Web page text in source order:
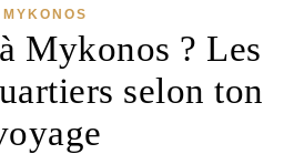
MYKONOS
Mykonos ? Les
selon ton